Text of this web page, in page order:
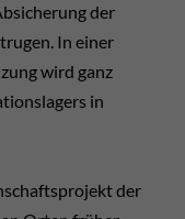
der
In einer
wird ganz
in
der